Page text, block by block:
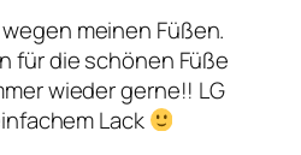
meinen Füßen.
für die schönen Füße
wieder gerne!! LG
Lack